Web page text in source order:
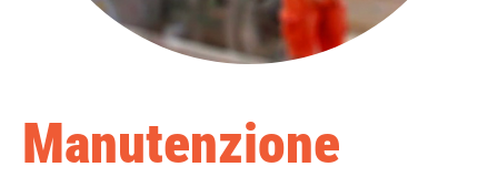
Manutenzione